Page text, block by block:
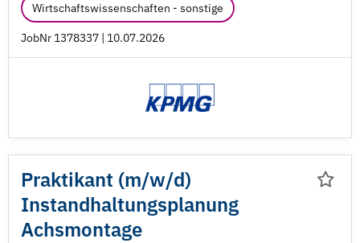
Wirtschaftswissenschaften - sonstige
JobNr 1378337 | 10.07.2026
Praktikant (m/w/d)
Instandhaltungsplanung
Achsmontage